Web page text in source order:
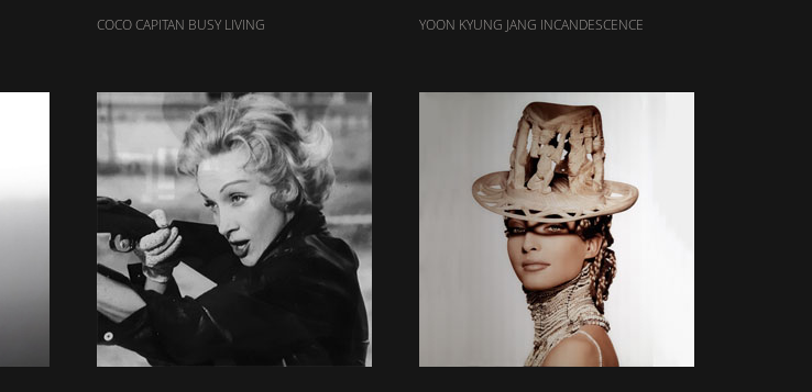
COCO CAPITAN BUSY LIVING YOON KYUNG JANG INCANDESCENCE